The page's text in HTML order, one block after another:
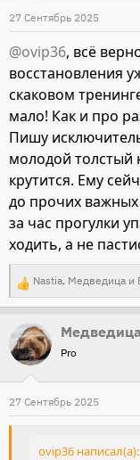
и
и
:
27 Сентябрь 2025
@ovip36, всё
восстановления
скаковом
мало! Как и про
Пишу
молодой толстый
крутится. Ему
до прочих
за час прогулки
ходить, а не
Р
е
а
к
и
и
Nastia, Медведица и
Pro
27 Сентябрь 2025
ovip36 написал(а):